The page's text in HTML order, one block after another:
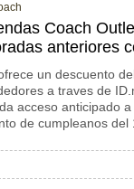
Coach
anteriores
un descuento
a traves de
acceso anticipado
de cumpleanos del